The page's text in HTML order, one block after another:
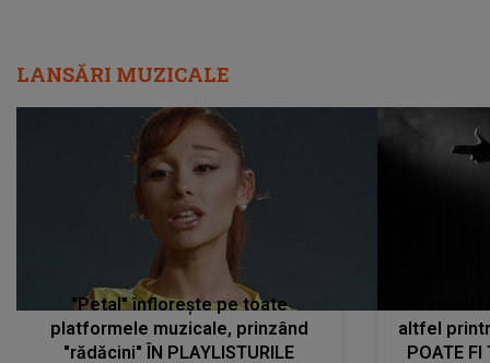
LANSĂRI MUZICALE
"Petal" înflorește pe toate
platformele muzicale, prinzând
"rădăcini" ÎN PLAYLISTURILE
altfel
POATE FI